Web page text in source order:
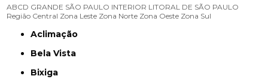
ABCD GRANDE SÃO PAULO INTERIOR LITORAL DE SÃO PAULO
Região Central Zona Leste Zona Norte Zona Oeste Zona Sul
Aclimação
Bela Vista
Bixiga